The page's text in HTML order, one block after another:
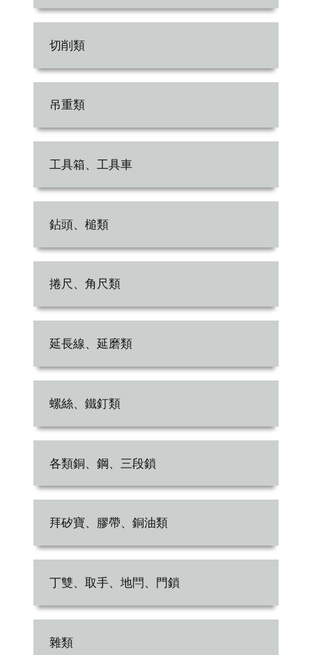
切削類
吊重類
工具箱、工具車
鉆頭、槌類
捲尺、角尺類
延長線、延磨類
螺絲、鐵釘類
各類銅、鋼、三段鎖
拜矽寶、膠帶、銅油類
丁雙、取手、地閂、門鎖
雜類